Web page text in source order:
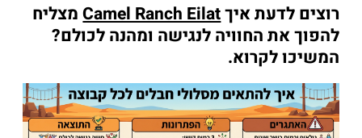
רוצים לדעת איךCamel Ranch Eilatמצליח
להפוך את החוויה לנגישה ומהנה לכולם?
המשיכו לקרוא.